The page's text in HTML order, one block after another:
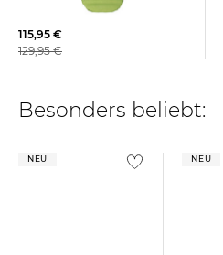
115,95 €
129,95 €
Besonders beliebt:
NEU NEU